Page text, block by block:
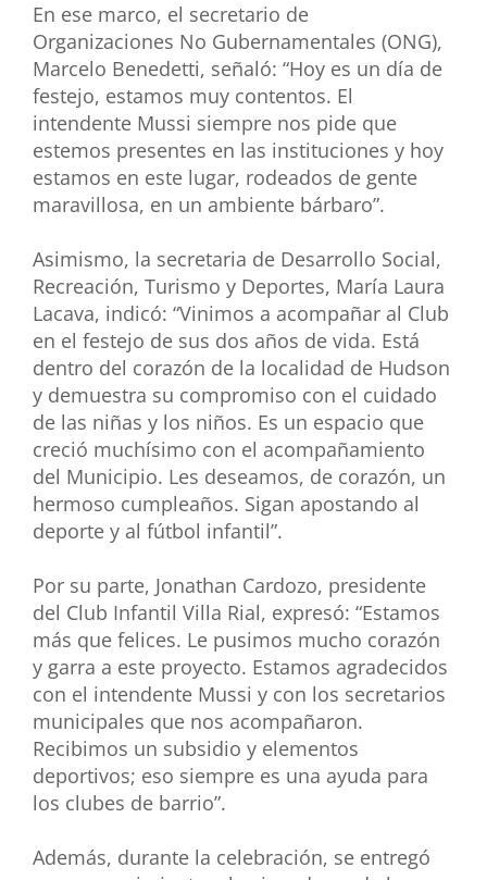
En ese marco, el secretario de
Organizaciones No Gubernamentales (ONG),
Marcelo Benedetti, señaló: “Hoy es un día de
festejo, estamos muy contentos. El
intendente Mussi siempre nos pide que
estemos presentes en las instituciones y hoy
estamos en este lugar, rodeados de gente
maravillosa, en un ambiente bárbaro”.
Asimismo, la secretaria de Desarrollo Social,
Recreación, Turismo y Deportes, María Laura
Lacava, indicó: “Vinimos a acompañar al Club
en el festejo de sus dos años de vida. Está
dentro del corazón de la localidad de Hudson
y demuestra su compromiso con el cuidado
de las niñas y los niños. Es un espacio que
creció muchísimo con el acompañamiento
del Municipio. Les deseamos, de corazón, un
hermoso cumpleaños. Sigan apostando al
deporte y al fútbol infantil”.
Por su parte, Jonathan Cardozo, presidente
del Club Infantil Villa Rial, expresó: “Estamos
más que felices. Le pusimos mucho corazón
y garra a este proyecto. Estamos agradecidos
con el intendente Mussi y con los secretarios
municipales que nos acompañaron.
Recibimos un subsidio y elementos
deportivos; eso siempre es una ayuda para
los clubes de barrio”.
Además, durante la celebración, se entregó